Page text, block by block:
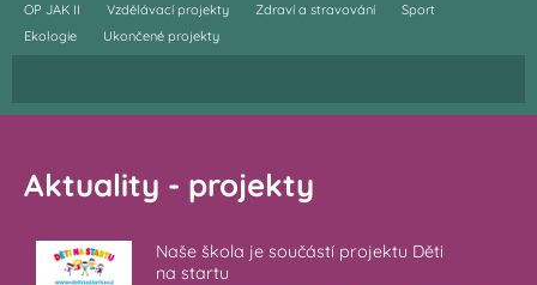
OP JAK II Vzdělávací projekty Zdraví a stravování
Sport
Ekologie
Ukončené projekty
Aktuality - projekty
Naše škola je součástí projektu Děti
na startu